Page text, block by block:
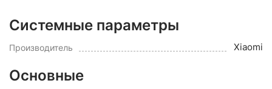
Системные параметры
Производитель Xiaomi
Основные